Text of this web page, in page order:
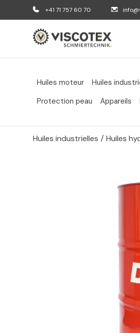
au contenu principal
Aller à la recherche
Aller à la navigation principale
+41 71 757 60 70
Huiles moteur Huiles
Protection peau
Appareils
Huiles industrielles / Huiles